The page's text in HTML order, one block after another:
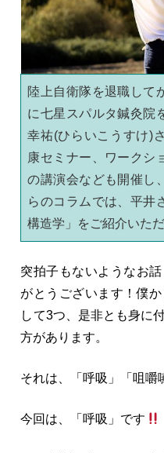
陸上自衛隊を退職して
に七星スパルタ鍼灸院
幸祐(ひらいこうすけ)
康セミナー、ワークシ
の講演会なども開催し
らのコラムでは、平井
構造学」をご紹介いただ
突拍子もないようなお
がとうございます！僕
して3つ、是非とも身に
方があります。
それは、「呼吸」「咀嚼
今回は、「呼吸」です